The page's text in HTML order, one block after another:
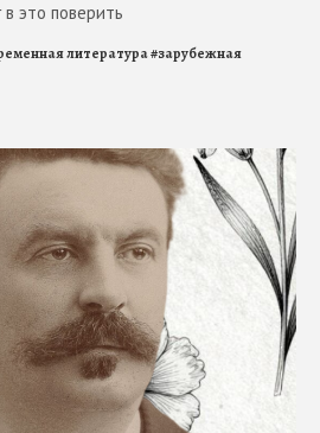
это поверить
литература#зарубежная